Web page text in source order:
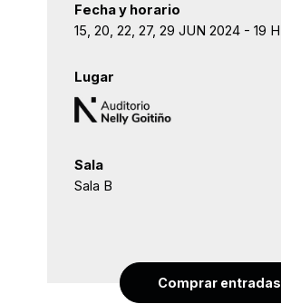
Fecha y horario
15, 20, 22, 27, 29 JUN 2024 - 19 H
Lugar
Sala
Sala B
Comprar entradas